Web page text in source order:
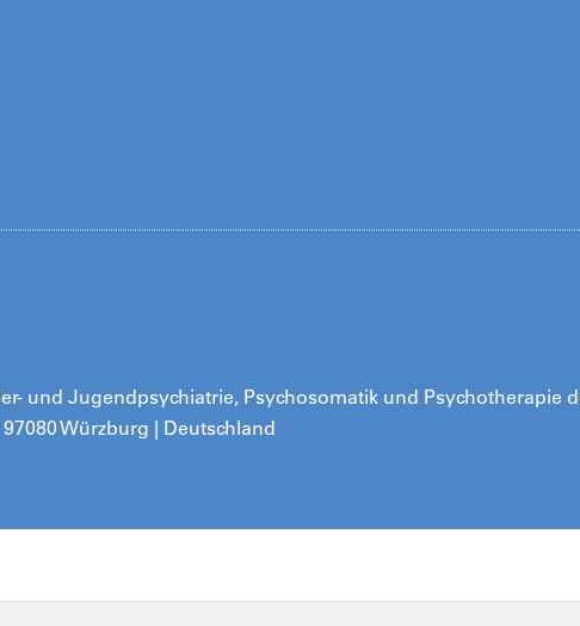
und Jugendpsychiatrie, Psychosomatik und Psychotherapie
Würzburg | Deutschland